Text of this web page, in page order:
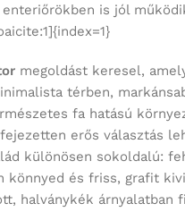
is jól
megoldást keresel,
térben,
fa hatású
erős választás
különösen sokoldalú:
könnyed és friss, grafit
halványkék árnyalatban